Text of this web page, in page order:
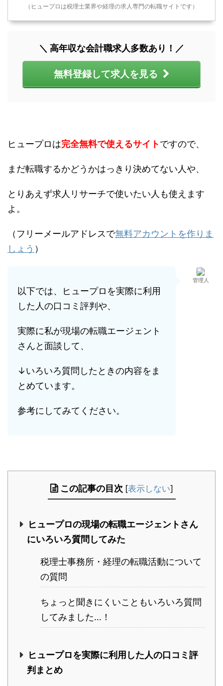
（ヒュープロは税理士業界や経理の求人専門の転職サイトです）
＼ 高年収な会計職求人多数あり！／
無料登録して求人を見る
ヒュープロは完全無料で使えるサイトですので、
まだ転職するかどうかはっきり決めてない人や、
とりあえず求人リサーチで使いたい人も使えます
よ。
（フリーメールアドレスで無料アカウントを作りま
しょう ）
以下では、ヒュープロを実際に利用
した人の口コミ評判や、
実際に私が現場の転職エージェント
さんと面談して、
↓いろいろ質問したときの内容をま
とめています。
参考にしてみてください。
管理人
この記事の目次 [表示しない]
ヒュープロの現場の転職エージェントさん
にいろいろ質問してみた
税理士事務所・経理の転職活動について
の質問
ちょっと聞きにくいこともいろいろ質問
してみました…！
ヒュープロを実際に利用した人の口コミ評
判まとめ